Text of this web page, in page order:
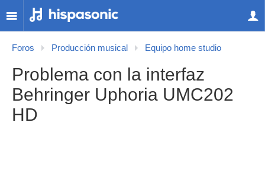
Foros Producción musical Equipo home studio
Problema con la interfaz
Behringer Uphoria UMC202
HD